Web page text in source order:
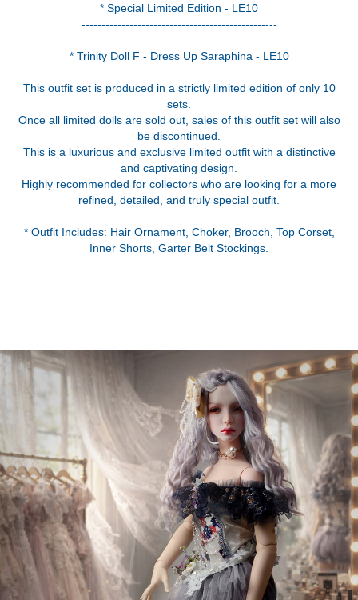
* Special Limited Edition - LE10
-------------------------------------------------
* Trinity Doll F - Dress Up Saraphina - LE10
This outfit set is produced in a strictly limited edition of only 10
sets.
Once all limited dolls are sold out, sales of this outfit set will also
be discontinued.
This is a luxurious and exclusive limited outfit with a distinctive
and captivating design.
Highly recommended for collectors who are looking for a more
refined, detailed, and truly special outfit.
* Outfit Includes: Hair Ornament, Choker, Brooch, Top Corset,
Inner Shorts, Garter Belt Stockings.